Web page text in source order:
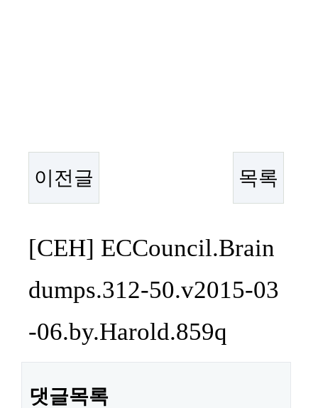
이전글 목록
본문
[CEH] ECCouncil.Brain
dumps.312-50.v2015-03
-06.by.Harold.859q
댓글목록